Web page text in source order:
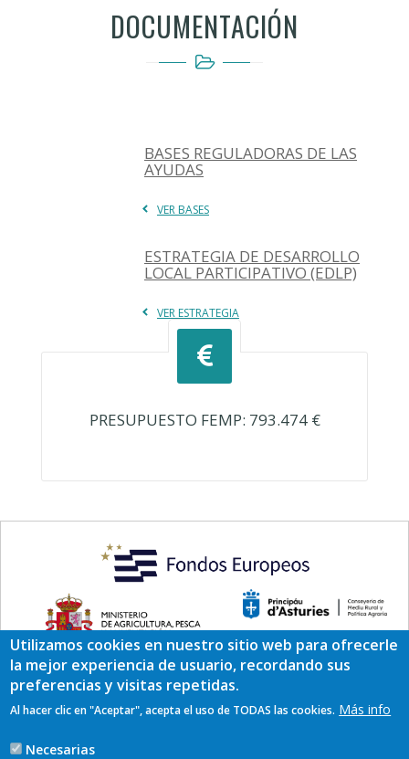
DOCUMENTACIÓN
BASES REGULADORAS DE LAS
AYUDAS
VER BASES
ESTRATEGIA DE DESARROLLO
LOCAL PARTICIPATIVO (EDLP)
VER ESTRATEGIA
PRESUPUESTO FEMP: 793.474 €
Utilizamos cookies en nuestro sitio web para ofrecerle
la mejor experiencia de usuario, recordando sus
preferencias y visitas repetidas.
Al hacer clic en "Aceptar", acepta el uso de TODAS las cookies. Más info
Necesarias